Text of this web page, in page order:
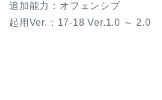
追加能力：オフェンシブ
起用Ver.：17-18 Ver.1.0 ～ 2.0